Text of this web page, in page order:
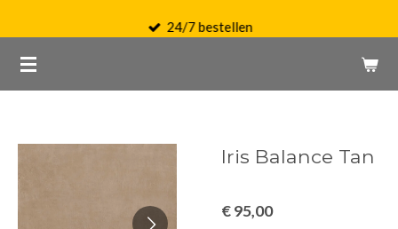
naar
de
24/7 bestellen
Iris Balance Tan
€ 95,00